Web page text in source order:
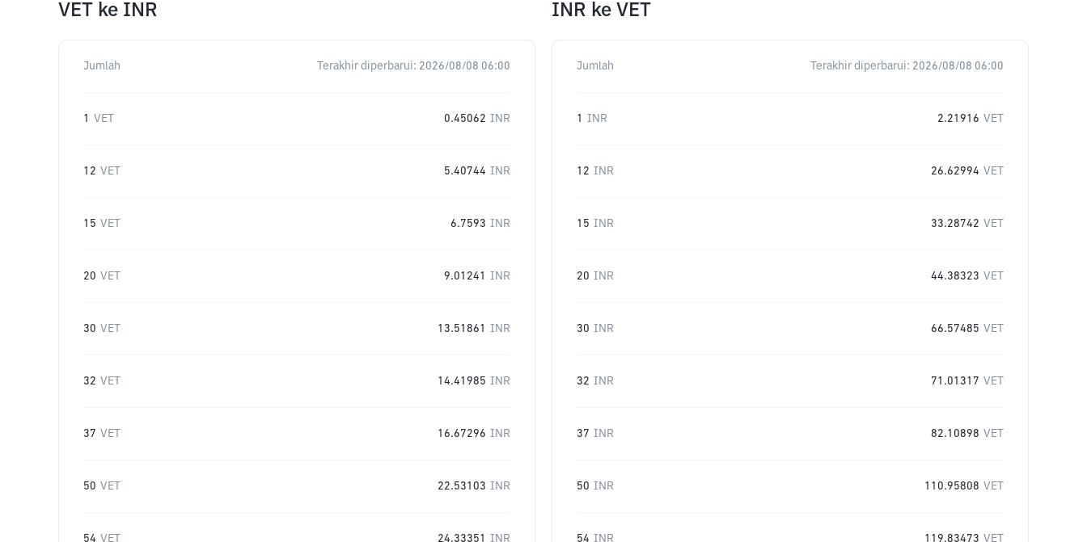
VET ke INR
Jumlah Terakhir diperbarui: 2026/08/08 06:00
1 VET 0.45062 INR
12 VET 5.40744 INR
15 VET 6.7593 INR
20 VET 9.01241 INR
30 VET 13.51861 INR
32 VET 14.41985 INR
37 VET 16.67296 INR
50 VET 22.53103 INR
54 VET 24.33351 INR
INR ke VET
Jumlah Terakhir diperbarui: 2026/08/08 06:00
1 INR 2.21916 VET
12 INR 26.62994 VET
15 INR 33.28742 VET
20 INR 44.38323 VET
30 INR 66.57485 VET
32 INR 71.01317 VET
37 INR 82.10898 VET
50 INR 110.95808 VET
54 INR 119.83473 VET